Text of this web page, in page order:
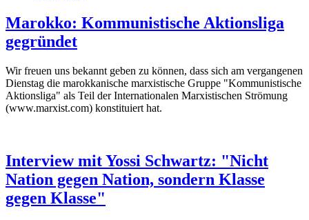
Marokko: Kommunistische Aktionsliga
gegründet
Wir freuen uns bekannt geben zu können, dass sich am vergangenen
Dienstag die marokkanische marxistische Gruppe "Kommunistische
Aktionsliga" als Teil der Internationalen Marxistischen Strömung
(www.marxist.com) konstituiert hat.
Interview mit Yossi Schwartz: "Nicht
Nation gegen Nation, sondern Klasse
gegen Klasse"